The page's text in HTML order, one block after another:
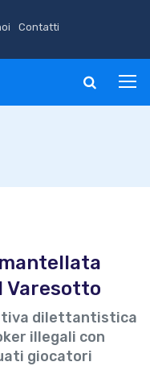
Contatti
Varesotto
dilettantistica
illegali con
giocatori